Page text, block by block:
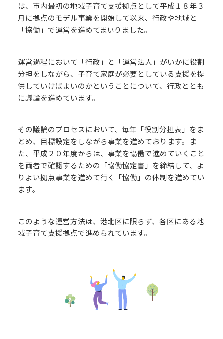
は、市内最初の地域子育て支援拠点として平成１８年３
月に拠点のモデル事業を開始して以来、行政や地域と
「協働」で運営を進めてまいりました。
運営過程において「行政」と「運営法人」がいかに役割
分担をしながら、子育て家庭が必要としている支援を提
供していけばよいのかということについて、行政ととも
に議論を進めています。
その議論のプロセスにおいて、毎年「役割分担表」をま
とめ、目標設定をしながら事業を進めております。ま
た、平成２０年度からは、事業を協働で進めていくこと
を両者で確認するための「協働協定書」を締結して、よ
りよい拠点事業を進めて行く「協働」の体制を進めてい
ます。
このような運営方法は、港北区に限らず、各区にある地
域子育て支援拠点で進められています。